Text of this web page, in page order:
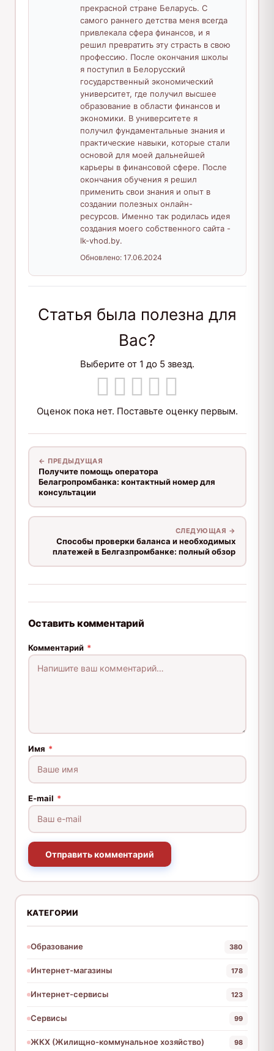
прекрасной стране Беларусь. С
самого раннего детства меня всегда
привлекала сфера финансов, и я
решил превратить эту страсть в свою
профессию. После окончания школы
я поступил в Белорусский
государственный экономический
университет, где получил высшее
образование в области финансов и
экономики. В университете я
получил фундаментальные знания и
практические навыки, которые стали
основой для моей дальнейшей
карьеры в финансовой сфере. После
окончания обучения я решил
применить свои знания и опыт в
создании полезных онлайн-
ресурсов. Именно так родилась идея
создания моего собственного сайта -
lk-vhod.by.
Обновлено: 17.06.2024
Статья была полезна для
Вас?
Выберите от 1 до 5 звезд.
Оценок пока нет. Поставьте оценку первым.
← ПРЕДЫДУЩАЯ
Получите помощь оператора
Белагропромбанка: контактный номер для
консультации
СЛЕДУЮЩАЯ →
Способы проверки баланса и необходимых
платежей в Белгазпромбанке: полный обзор
Оставить комментарий
Комментарий *
Имя *
E-mail *
Отправить комментарий
КАТЕГОРИИ
Образование 380
Интернет-магазины 178
Интернет-сервисы 123
Сервисы 99
ЖКХ (Жилищно-коммунальное хозяйство) 98